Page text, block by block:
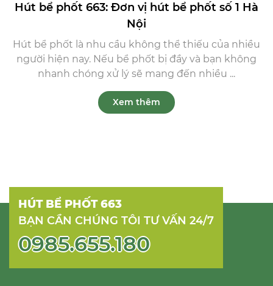
Hút bể phốt 663: Đơn vị hút bể phốt số 1 Hà
Nội
Hút bể phốt là nhu cầu không thể thiếu của nhiều
người hiện nay. Nếu bể phốt bị đầy và bạn không
nhanh chóng xử lý sẽ mang đến nhiều ...
Xem thêm
HÚT BỂ PHỐT 663
BẠN CẦN CHÚNG TÔI TƯ VẤN 24/7
0985.655.180